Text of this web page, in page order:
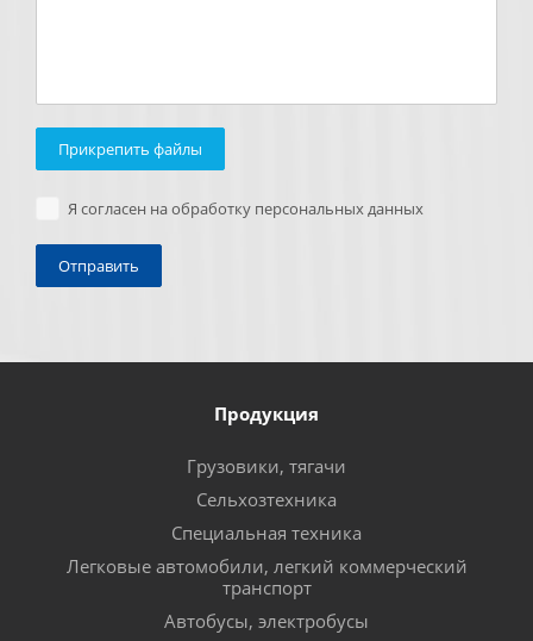
Прикрепить файлы
Я согласен на обработку персональных данных
Продукция
Грузовики, тягачи
Сельхозтехника
Специальная техника
Легковые автомобили, легкий коммерческий
транспорт
Автобусы, электробусы